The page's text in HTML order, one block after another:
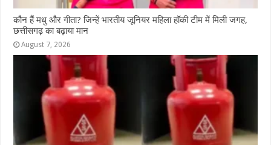
कौन हैं मधु और गीता? जिन्हें भारतीय जूनियर महिला हॉकी टीम में मिली जगह,
छत्तीसगढ़ का बढ़ाया मान
August 7, 2026